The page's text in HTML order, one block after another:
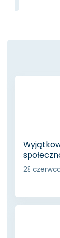
28